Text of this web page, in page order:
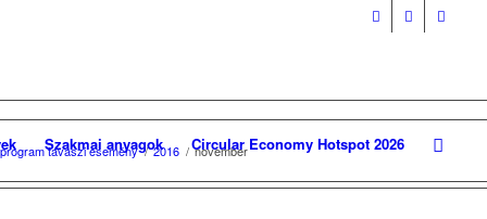
Szakmai anyagok Circular Economy Hotspot 2026
tavaszi esemény / 2016 / november